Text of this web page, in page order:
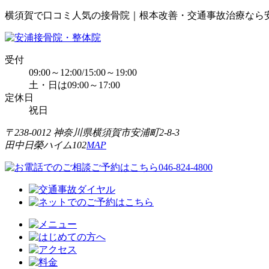
横須賀で口コミ人気の接骨院｜根本改善・交通事故治療なら
受付
09:00～12:00/15:00～19:00
土・日は09:00～17:00
定休日
祝日
〒238-0012 神奈川県横須賀市安浦町2-8-3
田中日榮ハイム102MAP